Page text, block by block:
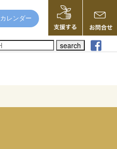
レンダー
search